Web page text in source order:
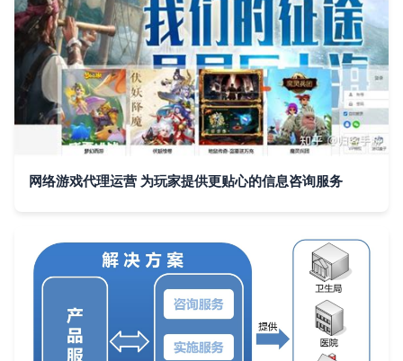
网络游戏代理运营 为玩家提供更贴心的信息咨询服务